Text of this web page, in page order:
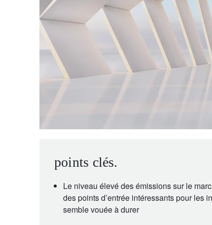
points clés.
Le niveau élevé des émissions sur le
des points d’entrée intéressants pour les
semble vouée à durer